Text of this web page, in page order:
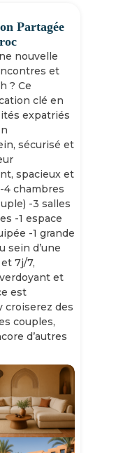
Partagée
nouvelle
et
? Ce
clé en
expatriés
sécurisé et
spacieux et
chambres
-3 salles
-1 espace
-1 grande
sein d’une
7j/7,
et
est
croiserez des
couples,
d’autres